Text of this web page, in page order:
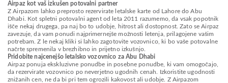
Airpaz kot vaš izkušen potovalni partner
Z Airpazom lahko preprosto rezervirate letalske karte od Lahore do Abu
Dhabi. Kot spletni potovalni agent od leta 2011 razumemo, da vsak popotnik
išče nekaj drugega, pa naj bo to udobje, hitrost ali dostopnost. Zato se Airpaz
zavezuje, da vam ponudi najprimernejše možnosti letenja, prilagojene vašim
potrebam. Z le nekaj kliki si lahko zagotovite vozovnico, ki bo vaše potovalne
načrte spremenila v brezhibno in prijetno izkušnjo.
Pridobite najcenejšo letalsko vozovnico za Abu Dhabi
Airpaz ponuja ekskluzivne ponudbe in posebne ponudbe, ki vam omogočajo,
da rezervirate vozovnico po neverjetno ugodnih cenah. Izkoristite ugodnosti
znižanih cen, ne da bi pri tem ogrozili kakovost ali udobje. Z Airpazom